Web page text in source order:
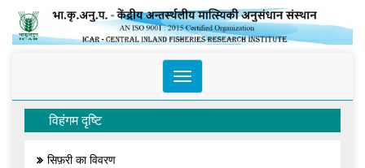
Toggle
navigation
विहंगम दृष्टि
सिफ़री का विवरण